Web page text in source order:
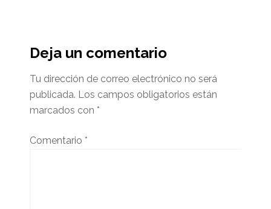
del
lector
Deja un comentario
Tu dirección de correo electrónico no será
publicada. Los campos obligatorios están
marcados con *
Comentario *